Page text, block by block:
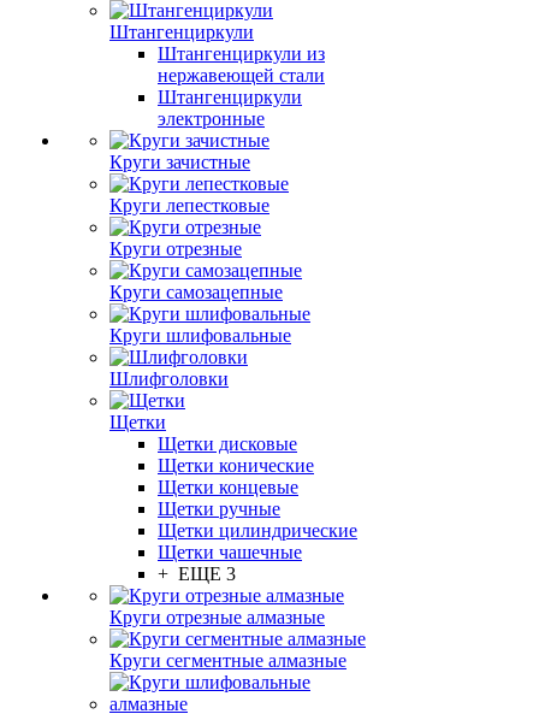
Штангенциркули
Штангенциркули из
нержавеющей стали
Штангенциркули
электронные
Круги зачистные
Круги лепестковые
Круги отрезные
Круги самозацепные
Круги шлифовальные
Шлифголовки
Щетки
Щетки дисковые
Щетки конические
Щетки концевые
Щетки ручные
Щетки цилиндрические
Щетки чашечные
+ ЕЩЕ 3
Круги отрезные алмазные
Круги сегментные алмазные